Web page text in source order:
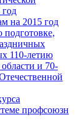
на 2015 год
110-летию
и 70-
профсоюзн